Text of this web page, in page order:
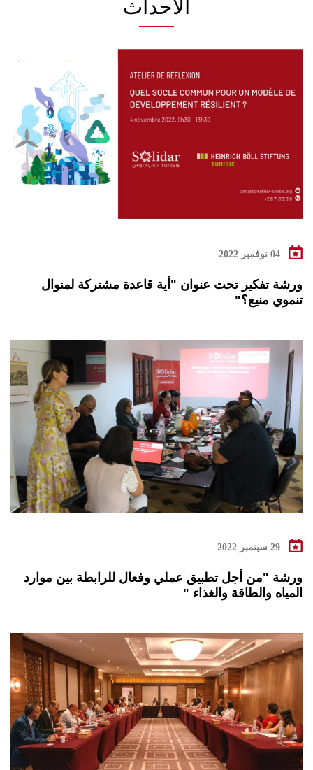
الأحداث
04 نوفمبر 2022
ورشة تفكير تحت عنوان "أية قاعدة مشتركة لمنوال
تنموي منيع؟"
29 سبتمبر 2022
ورشة "من أجل تطبيق عملي وفعال للرابطة بين موارد
المياه والطاقة والغذاء "